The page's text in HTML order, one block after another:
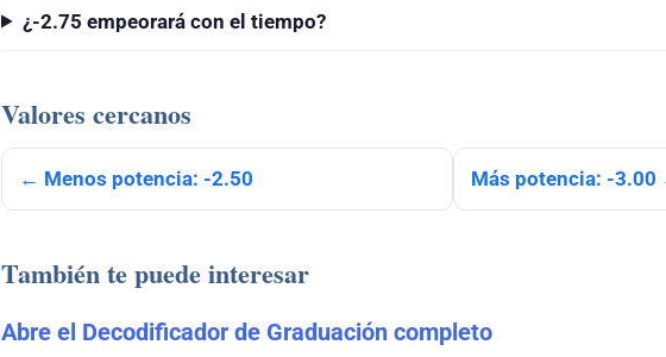
¿-2.75 empeorará con el tiempo?
Valores cercanos
← Menos potencia: -2.50 Más potencia: -3.00
También te puede interesar
Abre el Decodificador de Graduación completo